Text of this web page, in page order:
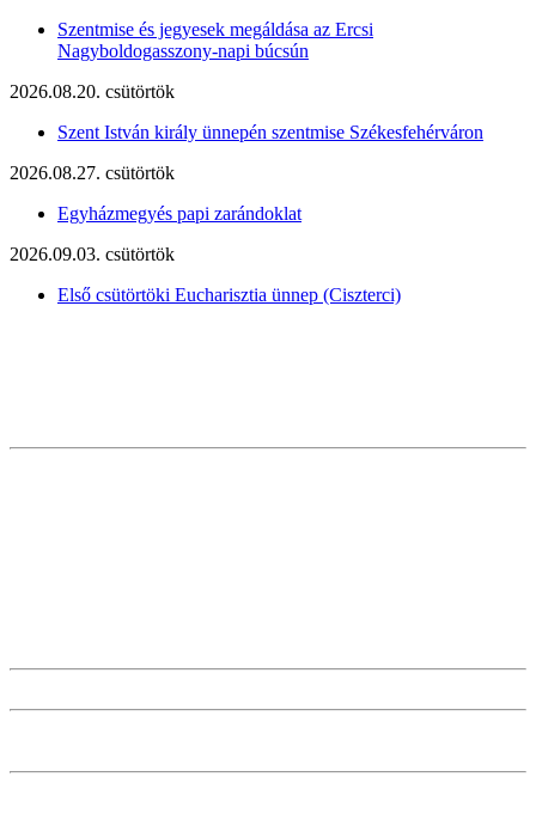
Szentmise és jegyesek megáldása az Ercsi
Nagyboldogasszony-napi búcsún
2026.08.20. csütörtök
Szent István király ünnepén szentmise Székesfehérváron
2026.08.27. csütörtök
Egyházmegyés papi zarándoklat
2026.09.03. csütörtök
Első csütörtöki Eucharisztia ünnep (Ciszterci)